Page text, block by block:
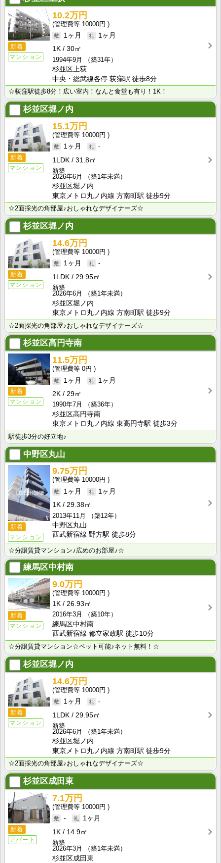
新着
マンション
10.2万円
10000円
1ヶ月
1ヶ月
1K
30㎡
1994年9月
（築31年）
杉並区上荻
中央・総武線各停 荻窪駅 徒歩8分
☆荻窪駅徒歩8分！広い室内！なんと食堂も有り！1K！
杉並区堀ノ内
新着
マンション
15.1万円
10000円
1ヶ月
-
1LDK
31.8㎡
新築
2026年6月
（築1年未満）
杉並区堀ノ内
東京メトロ丸ノ内線 方南町駅 徒歩9分
☆2面採光の角部屋♪おしゃれなデザイナーズ☆
杉並区堀ノ内
新着
マンション
14.6万円
10000円
1ヶ月
-
1LDK
29.95㎡
新築
2026年6月
（築1年未満）
杉並区堀ノ内
東京メトロ丸ノ内線 方南町駅 徒歩9分
☆2面採光の角部屋♪おしゃれなデザイナーズ☆
杉並区高円寺南
新着
マンション
11.5万円
0円
1ヶ月
1ヶ月
2K
29㎡
1990年7月
（築36年）
杉並区高円寺南
東京メトロ丸ノ内線 東高円寺駅 徒歩3分
駅徒歩3分の好立地♪
中野区丸山
新着
マンション
9.75万円
10000円
1ヶ月
1ヶ月
1K
29.38㎡
2013年11月
（築12年）
中野区丸山
西武新宿線 野方駅 徒歩8分
☆分譲賃貸マンション♪広めのお部屋♪☆
練馬区中村南
新着
マンション
9.0万円
10000円
1K
26.93㎡
2016年3月
（築10年）
練馬区中村南
西武新宿線 都立家政駅 徒歩10分
☆分譲賃貸マンション☆ペット可能♪ネット無料！☆
杉並区堀ノ内
新着
マンション
14.6万円
10000円
1ヶ月
-
1LDK
29.95㎡
新築
2026年6月
（築1年未満）
杉並区堀ノ内
東京メトロ丸ノ内線 方南町駅 徒歩9分
☆2面採光の角部屋♪おしゃれなデザイナーズ☆
杉並区成田東
新着
アパート
7.1万円
10000円
-
1ヶ月
1K
14.9㎡
新築
2026年3月
（築1年未満）
杉並区成田東